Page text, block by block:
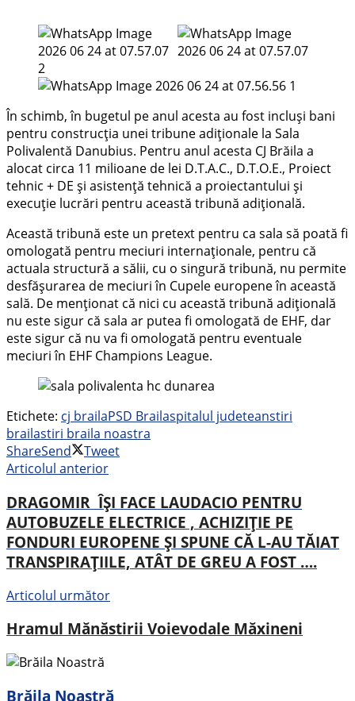
În schimb, în bugetul pe anul acesta au fost incluși bani
pentru construcția unei tribune adiționale la Sala
Polivalentă Danubius. Pentru anul acesta CJ Brăila a
alocat circa 11 milioane de lei D.T.A.C., D.T.O.E., Proiect
tehnic + DE și asistență tehnică a proiectantului și
execuție lucrări pentru această tribună adițională.
Această tribună este un pretext pentru ca sala să poată fi
omologată pentru meciuri internaționale, pentru că
actuala structură a sălii, cu o singură tribună, nu permite
desfășurarea de meciuri în Cupele europene în această
sală. De menționat că nici cu această tribună adițională
nu este sigur că sala ar putea fi omologată de EHF, dar
este sigur că nu va fi omologată pentru eventuale
meciuri în EHF Champions League.
Etichete: cj brailaPSD Brailaspitalul judeteanstiri
brailastiri braila noastra
ShareSend
Tweet
Articolul anterior
DRAGOMIR ÎȘI FACE LAUDACIO PENTRU
AUTOBUZELE ELECTRICE , ACHIZIȚIE PE
FONDURI EUROPENE ȘI SPUNE CĂ L-AU TĂIAT
TRANSPIRAȚIILE, ATÂT DE GREU A FOST ….
Articolul următor
Hramul Mănăstirii Voievodale Măxineni
Brăila Noastră